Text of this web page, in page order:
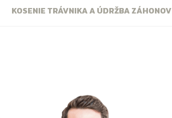
KOSENIE TRÁVNIKA A ÚDRŽBA ZÁHONOV